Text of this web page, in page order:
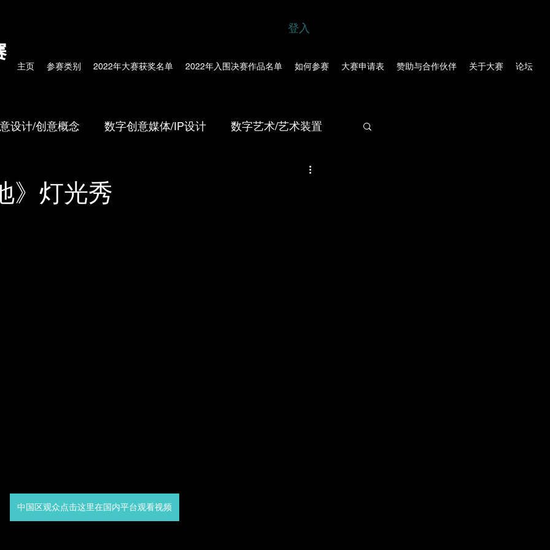
登入
主页 参赛类别 2022年大赛获奖名单 2022年入围决赛作品名单 如何参赛 大赛申请表 赞助与合作伙伴 关于大赛 论坛
设计/创意概念 数字创意媒体/IP设计 数字艺术/艺术装置
》灯光秀
中国区观众点击这里在国内平台观看视频